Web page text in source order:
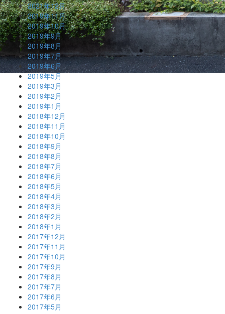
2021年12月
2019年11月
2019年10月
2019年9月
2019年8月
2019年7月
2019年6月
2019年5月
2019年3月
2019年2月
2019年1月
2018年12月
2018年11月
2018年10月
2018年9月
2018年8月
2018年7月
2018年6月
2018年5月
2018年4月
2018年3月
2018年2月
2018年1月
2017年12月
2017年11月
2017年10月
2017年9月
2017年8月
2017年7月
2017年6月
2017年5月